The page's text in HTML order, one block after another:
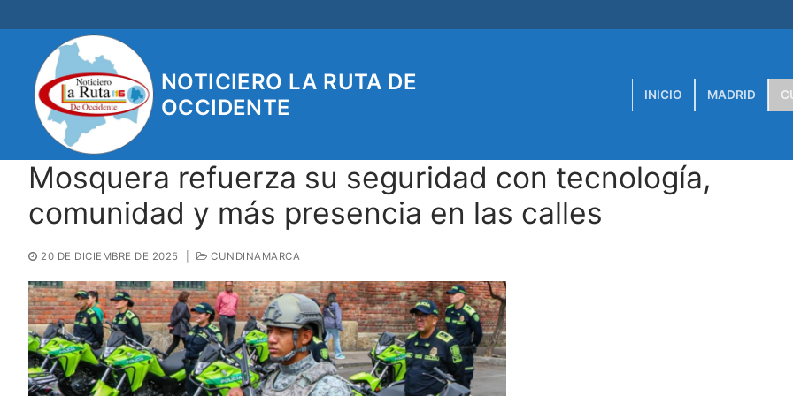
al
contenido
NOTICIERO LA RUTA DE
OCCIDENTE
INICIO MADRID
Mosquera refuerza su seguridad con tecnología,
comunidad y más presencia en las calles
20 DE DICIEMBRE DE 2025 CUNDINAMARCA